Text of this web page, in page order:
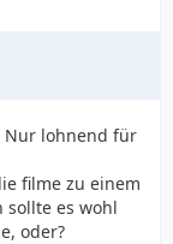
Nur lohnend für
filme zu einem
sollte es wohl
oder?